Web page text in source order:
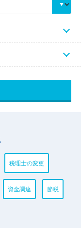
税理士の変更
資金調達 節税